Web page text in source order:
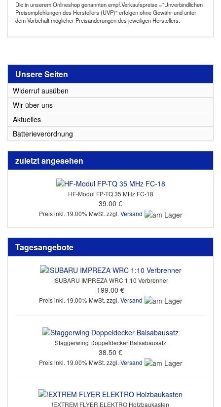
Die in unserem Onlineshop genannten empf.Verkaufspreise ="Unverbindlichen
Preisempfehlungen des Herstellers (UVP)" erfolgen ohne Gewähr und unter
dem Vorbehalt möglicher Preisänderungen des jeweiligen Herstellers.
Unsere Seiten
Widerruf ausüben
Wir über uns
Aktuelles
Batterieverordnung
zuletzt angesehen
HF-Modul FP-TQ 35 MHz FC-18
39.00 €
Preis inkl. 19.00% MwSt. zzgl.Versand
Tagesangebote
!SUBARU IMPREZA WRC 1:10 Verbrenner
199.00 €
Preis inkl. 19.00% MwSt. zzgl. Versand
Staggerwing Doppeldecker Balsabausatz
38.50 €
Preis inkl. 19.00% MwSt. zzgl. Versand
!EXTREM FLYER ELEKTRO Holzbaukasten